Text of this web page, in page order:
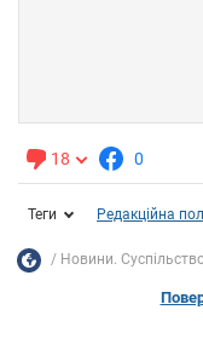
18 0
Теги Редакційна
Новини.